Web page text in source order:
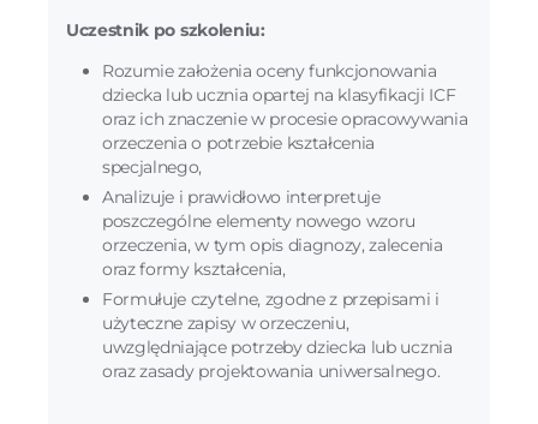
Uczestnik po szkoleniu:
Rozumie założenia oceny funkcjonowania
dziecka lub ucznia opartej na klasyfikacji ICF
oraz ich znaczenie w procesie opracowywania
orzeczenia o potrzebie kształcenia
specjalnego,
Analizuje i prawidłowo interpretuje
poszczególne elementy nowego wzoru
orzeczenia, w tym opis diagnozy, zalecenia
oraz formy kształcenia,
Formułuje czytelne, zgodne z przepisami i
użyteczne zapisy w orzeczeniu,
uwzględniające potrzeby dziecka lub ucznia
oraz zasady projektowania uniwersalnego.